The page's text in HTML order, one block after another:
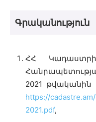
Գրականություն
ՀՀ
2021 թվականին
https://
2021.pdf,